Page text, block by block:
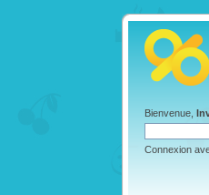
Bienvenue,
Connexion